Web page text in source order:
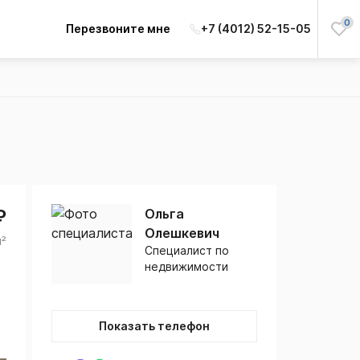
Перезвоните мне +7 (4012) 52-15-05 0
Ольга
Олешкевич
Специалист по
недвижимости
Показать телефон